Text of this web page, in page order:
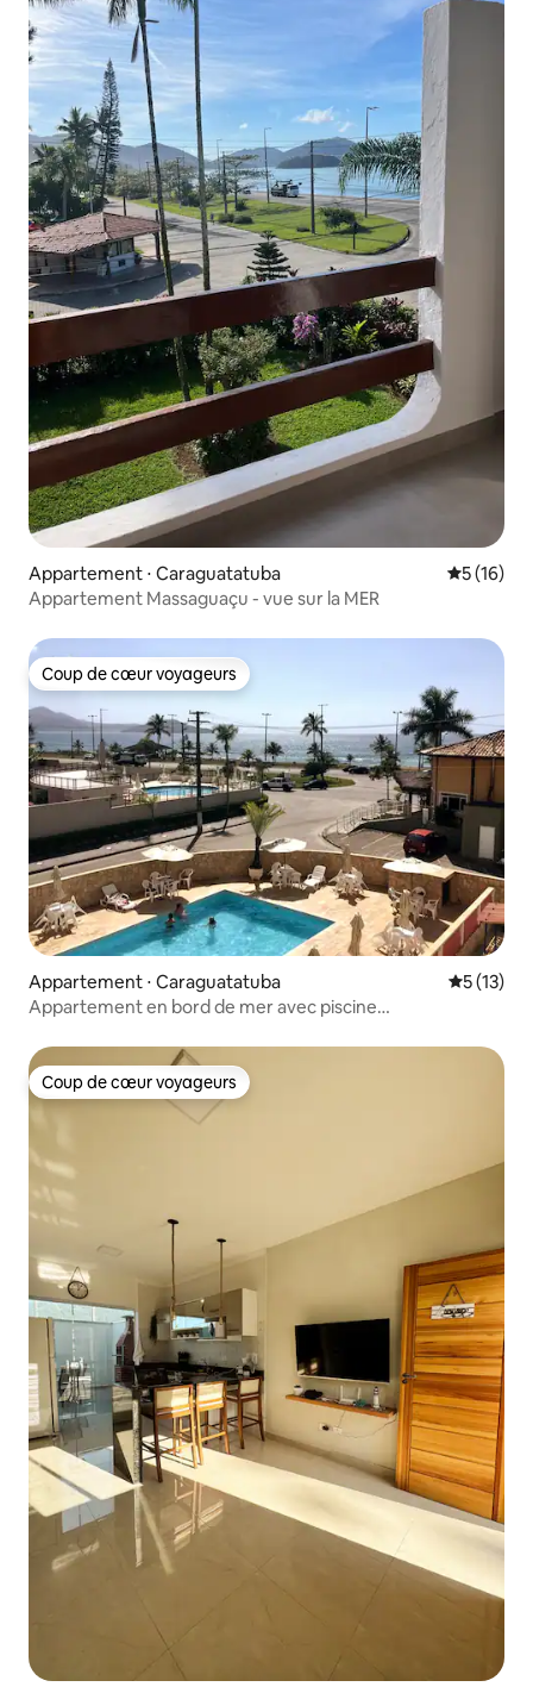
Appartement ⋅ Caraguatatuba
5 (16)
Appartement Massaguaçu - vue sur la MER
Coup de cœur voyageurs
Coup de cœur voyageurs
Appartement ⋅ Caraguatatuba
5 (13)
Appartement en bord de mer avec piscine
Coup de cœur voyageurs
Coup de cœur voyageurs